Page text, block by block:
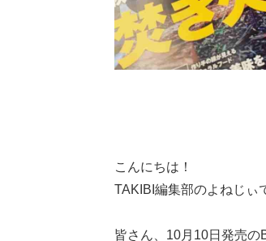
こんにちは！
TAKIBI編集部のよねじぃ
皆さん、10月10日発売の